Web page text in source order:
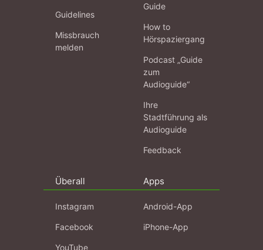
Guidelines
Missbrauch
melden
Guide
How to
Hörspaziergang
Podcast „Guide
zum
Audioguide“
Ihre
Stadtführung als
Audioguide
Feedback
Überall
Instagram
Facebook
YouTube
Apps
Android-App
iPhone-App